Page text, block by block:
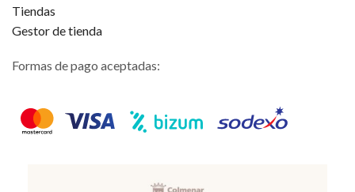
Tiendas
Gestor de tienda
Formas de pago aceptadas: